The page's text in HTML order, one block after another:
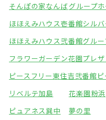
そんぽの家なんばグループ
ほほえみハウス壱番館シル
ほほえみハウス弐番館グル
フラワーガーデン花園プレ
ピースフリー東住吉弐番館
リベルテ加島
花楽園粉浜
ピュアネス巽中
夢の里